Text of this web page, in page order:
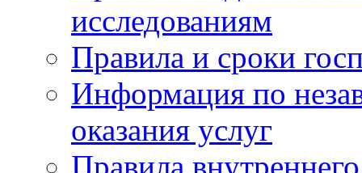
исследованиям
Правила и сроки
Информация по
оказания услуг
Правила